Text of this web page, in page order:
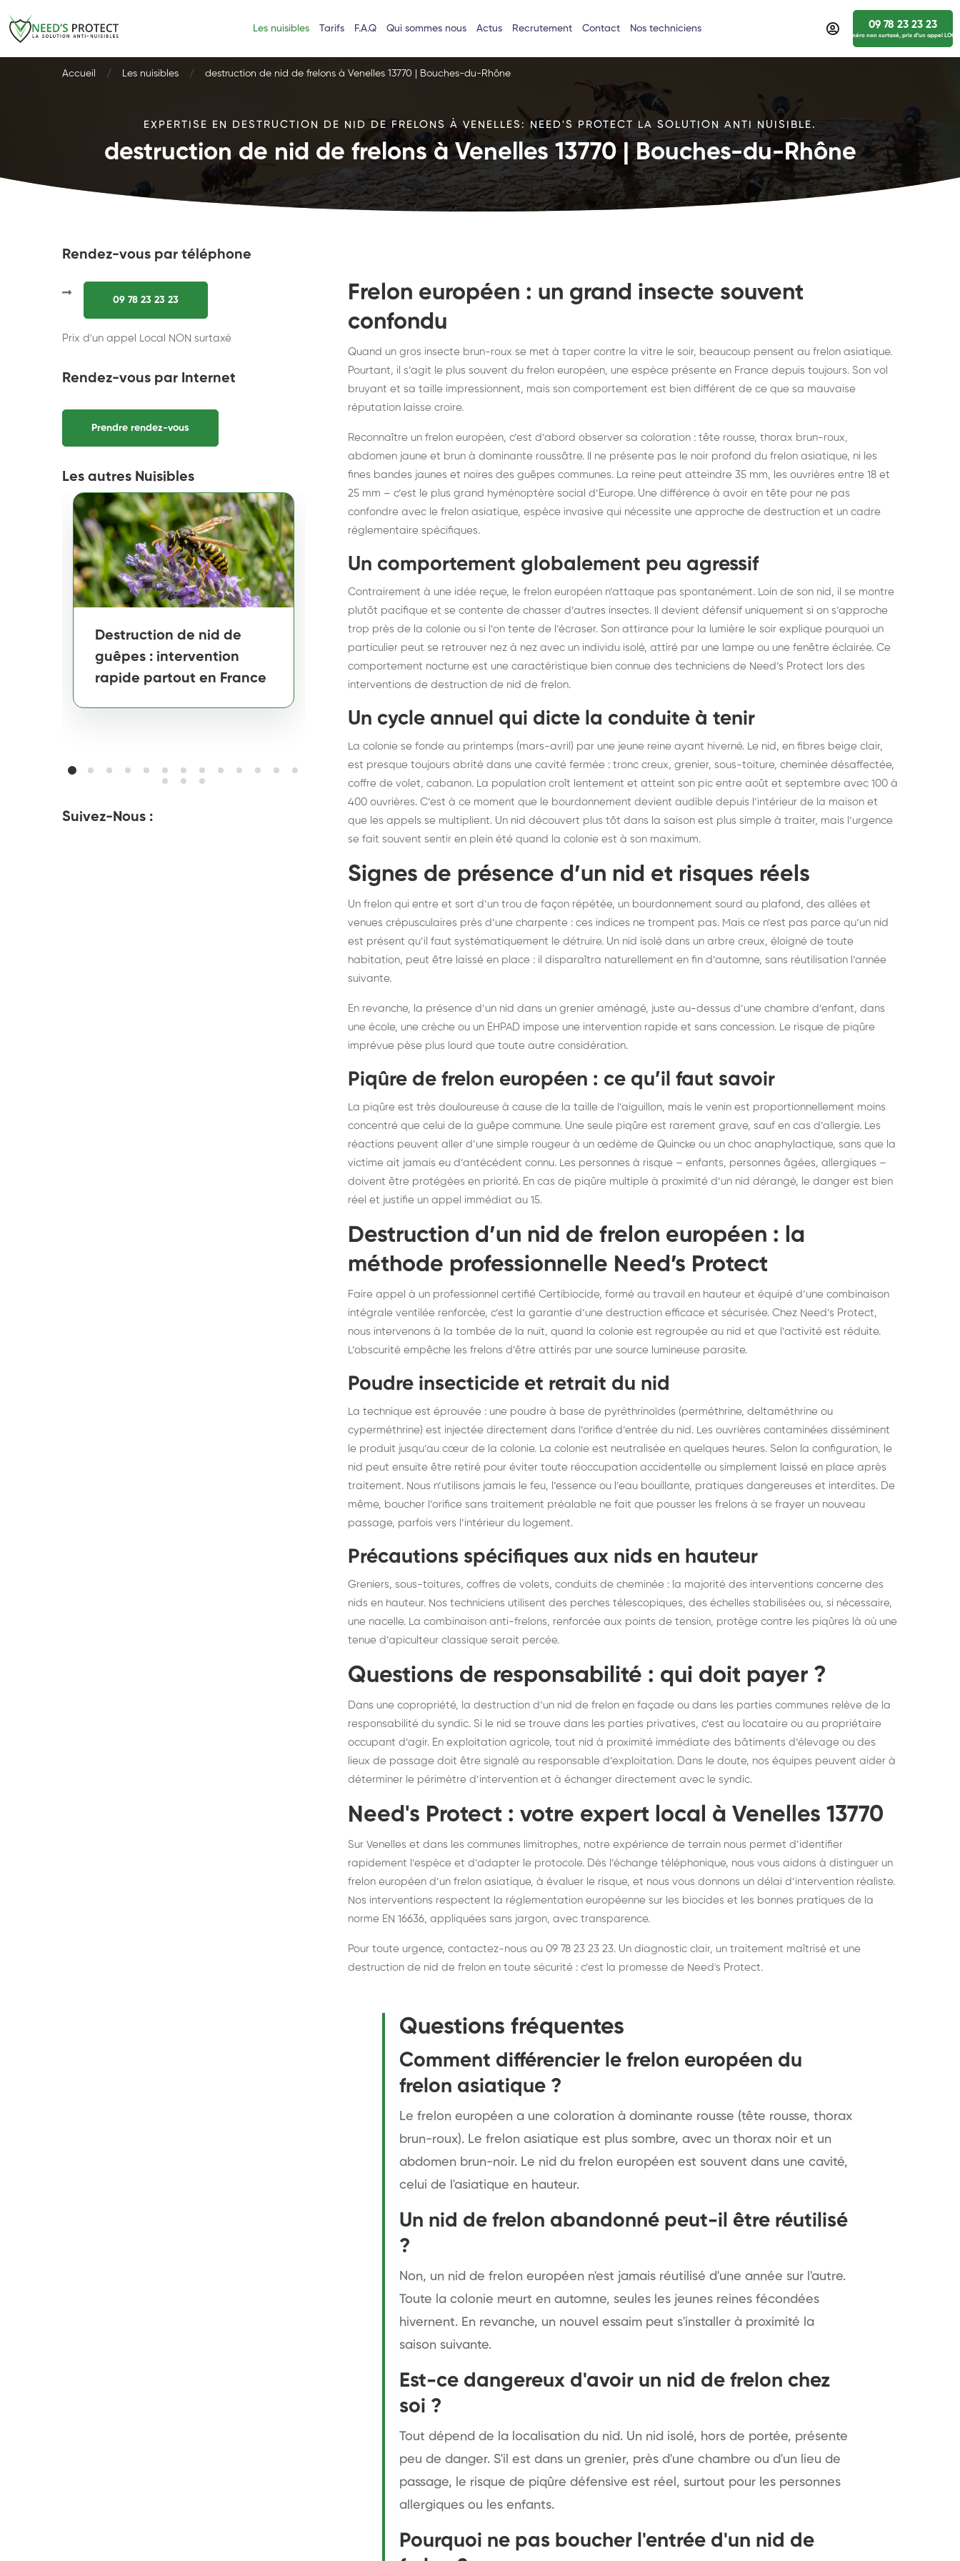
Les nuisibles Tarifs F.A.Q Qui sommes nous Actus Recrutement Contact Nos techniciens 09 78 23 23 23
numéro non surtaxé, prix d’un appel
Accueil Les nuisibles destruction de nid de frelons à Venelles 13770 | Bouches-du-Rhône
EXPERTISE EN DESTRUCTION DE NID DE FRELONS À VENELLES: NEED'S PROTECT LA SOLUTION ANTI NUISIBLE.
destruction de nid de frelons à Venelles 13770 | Bouches-du-Rhône
Rendez-vous par téléphone
09 78 23 23 23
Prix d'un appel Local NON surtaxé
Rendez-vous par Internet
Prendre rendez-vous
Les autres Nuisibles
Destruction de nid de
guêpes : intervention
rapide partout en France
Destruction de nid de
frelons : intervention
rapide partout en France
Destruction de nid de
frelons asiatiques :
Suivez-Nous :
Frelon européen : un grand insecte souvent
confondu
Quand un gros insecte brun-roux se met à taper contre la vitre le soir, beaucoup pensent au frelon asiatique.
Pourtant, il s’agit le plus souvent du frelon européen, une espèce présente en France depuis toujours. Son vol
bruyant et sa taille impressionnent, mais son comportement est bien différent de ce que sa mauvaise
réputation laisse croire.
Reconnaître un frelon européen, c’est d’abord observer sa coloration : tête rousse, thorax brun-roux,
abdomen jaune et brun à dominante roussâtre. Il ne présente pas le noir profond du frelon asiatique, ni les
fines bandes jaunes et noires des guêpes communes. La reine peut atteindre 35 mm, les ouvrières entre 18 et
25 mm – c’est le plus grand hyménoptère social d’Europe. Une différence à avoir en tête pour ne pas
confondre avec le frelon asiatique, espèce invasive qui nécessite une approche de destruction et un cadre
réglementaire spécifiques.
Un comportement globalement peu agressif
Contrairement à une idée reçue, le frelon européen n’attaque pas spontanément. Loin de son nid, il se montre
plutôt pacifique et se contente de chasser d’autres insectes. Il devient défensif uniquement si on s’approche
trop près de la colonie ou si l’on tente de l’écraser. Son attirance pour la lumière le soir explique pourquoi un
particulier peut se retrouver nez à nez avec un individu isolé, attiré par une lampe ou une fenêtre éclairée. Ce
comportement nocturne est une caractéristique bien connue des techniciens de Need’s Protect lors des
interventions de destruction de nid de frelon.
Un cycle annuel qui dicte la conduite à tenir
La colonie se fonde au printemps (mars-avril) par une jeune reine ayant hiverné. Le nid, en fibres beige clair,
est presque toujours abrité dans une cavité fermée : tronc creux, grenier, sous-toiture, cheminée désaffectée,
coffre de volet, cabanon. La population croît lentement et atteint son pic entre août et septembre avec 100 à
400 ouvrières. C’est à ce moment que le bourdonnement devient audible depuis l’intérieur de la maison et
que les appels se multiplient. Un nid découvert plus tôt dans la saison est plus simple à traiter, mais l’urgence
se fait souvent sentir en plein été quand la colonie est à son maximum.
Signes de présence d’un nid et risques réels
Un frelon qui entre et sort d’un trou de façon répétée, un bourdonnement sourd au plafond, des allées et
venues crépusculaires près d’une charpente : ces indices ne trompent pas. Mais ce n’est pas parce qu’un nid
est présent qu’il faut systématiquement le détruire. Un nid isolé dans un arbre creux, éloigné de toute
habitation, peut être laissé en place : il disparaîtra naturellement en fin d’automne, sans réutilisation l’année
suivante.
En revanche, la présence d’un nid dans un grenier aménagé, juste au-dessus d’une chambre d’enfant, dans
une école, une crèche ou un EHPAD impose une intervention rapide et sans concession. Le risque de piqûre
imprévue pèse plus lourd que toute autre considération.
Piqûre de frelon européen : ce qu’il faut savoir
La piqûre est très douloureuse à cause de la taille de l’aiguillon, mais le venin est proportionnellement moins
concentré que celui de la guêpe commune. Une seule piqûre est rarement grave, sauf en cas d’allergie. Les
réactions peuvent aller d’une simple rougeur à un œdème de Quincke ou un choc anaphylactique, sans que la
victime ait jamais eu d’antécédent connu. Les personnes à risque – enfants, personnes âgées, allergiques –
doivent être protégées en priorité. En cas de piqûre multiple à proximité d’un nid dérangé, le danger est bien
réel et justifie un appel immédiat au 15.
Destruction d’un nid de frelon européen : la
méthode professionnelle Need’s Protect
Faire appel à un professionnel certifié Certibiocide, formé au travail en hauteur et équipé d’une combinaison
intégrale ventilée renforcée, c’est la garantie d’une destruction efficace et sécurisée. Chez Need’s Protect,
nous intervenons à la tombée de la nuit, quand la colonie est regroupée au nid et que l’activité est réduite.
L’obscurité empêche les frelons d’être attirés par une source lumineuse parasite.
Poudre insecticide et retrait du nid
La technique est éprouvée : une poudre à base de pyréthrinoïdes (perméthrine, deltaméthrine ou
cyperméthrine) est injectée directement dans l’orifice d’entrée du nid. Les ouvrières contaminées disséminent
le produit jusqu’au cœur de la colonie. La colonie est neutralisée en quelques heures. Selon la configuration, le
nid peut ensuite être retiré pour éviter toute réoccupation accidentelle ou simplement laissé en place après
traitement. Nous n’utilisons jamais le feu, l’essence ou l’eau bouillante, pratiques dangereuses et interdites. De
même, boucher l’orifice sans traitement préalable ne fait que pousser les frelons à se frayer un nouveau
passage, parfois vers l’intérieur du logement.
Précautions spécifiques aux nids en hauteur
Greniers, sous-toitures, coffres de volets, conduits de cheminée : la majorité des interventions concerne des
nids en hauteur. Nos techniciens utilisent des perches télescopiques, des échelles stabilisées ou, si nécessaire,
une nacelle. La combinaison anti-frelons, renforcée aux points de tension, protège contre les piqûres là où une
tenue d’apiculteur classique serait percée.
Questions de responsabilité : qui doit payer ?
Dans une copropriété, la destruction d’un nid de frelon en façade ou dans les parties communes relève de la
responsabilité du syndic. Si le nid se trouve dans les parties privatives, c’est au locataire ou au propriétaire
occupant d’agir. En exploitation agricole, tout nid à proximité immédiate des bâtiments d’élevage ou des
lieux de passage doit être signalé au responsable d’exploitation. Dans le doute, nos équipes peuvent aider à
déterminer le périmètre d’intervention et à échanger directement avec le syndic.
Need's Protect : votre expert local à Venelles 13770
Sur Venelles et dans les communes limitrophes, notre expérience de terrain nous permet d’identifier
rapidement l’espèce et d’adapter le protocole. Dès l’échange téléphonique, nous vous aidons à distinguer un
frelon européen d’un frelon asiatique, à évaluer le risque, et nous vous donnons un délai d’intervention réaliste.
Nos interventions respectent la réglementation européenne sur les biocides et les bonnes pratiques de la
norme EN 16636, appliquées sans jargon, avec transparence.
Pour toute urgence, contactez-nous au 09 78 23 23 23. Un diagnostic clair, un traitement maîtrisé et une
destruction de nid de frelon en toute sécurité : c’est la promesse de Need's Protect.
Questions fréquentes
Comment différencier le frelon européen du
frelon asiatique ?
Le frelon européen a une coloration à dominante rousse (tête rousse, thorax
brun-roux). Le frelon asiatique est plus sombre, avec un thorax noir et un
abdomen brun-noir. Le nid du frelon européen est souvent dans une cavité,
celui de l'asiatique en hauteur.
Un nid de frelon abandonné peut-il être réutilisé
?
Non, un nid de frelon européen n'est jamais réutilisé d'une année sur l'autre.
Toute la colonie meurt en automne, seules les jeunes reines fécondées
hivernent. En revanche, un nouvel essaim peut s'installer à proximité la
saison suivante.
Est-ce dangereux d'avoir un nid de frelon chez
soi ?
Tout dépend de la localisation du nid. Un nid isolé, hors de portée, présente
peu de danger. S'il est dans un grenier, près d'une chambre ou d'un lieu de
passage, le risque de piqûre défensive est réel, surtout pour les personnes
allergiques ou les enfants.
Pourquoi ne pas boucher l'entrée d'un nid de